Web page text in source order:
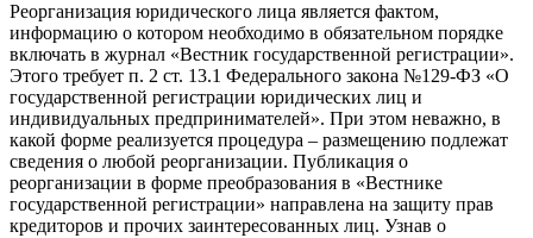
Реорганизация юридического лица является фактом,
информацию о котором необходимо в обязательном порядке
включать в журнал «Вестник государственной регистрации».
Этого требует п. 2 ст. 13.1 Федерального закона №129-ФЗ «О
государственной регистрации юридических лиц и
индивидуальных предпринимателей». При этом неважно, в
какой форме реализуется процедура – размещению подлежат
сведения о любой реорганизации. Публикация о
реорганизации в форме преобразования в «Вестнике
государственной регистрации» направлена на защиту прав
кредиторов и прочих заинтересованных лиц. Узнав о